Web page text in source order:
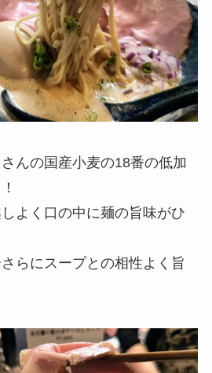
んの国産小麦の18番の低加
よく口の中に麺の旨味がひ
らにスープとの相性よく旨